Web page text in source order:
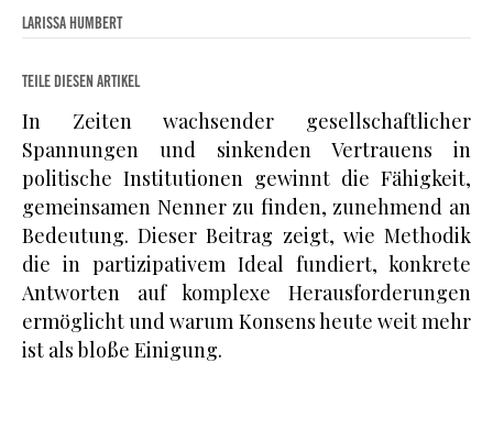
LARISSA HUMBERT
TEILE DIESEN ARTIKEL
In Zeiten wachsender gesellschaftlicher
Spannungen und sinkenden Vertrauens in
politische Institutionen gewinnt die Fähigkeit,
gemeinsamen Nenner zu finden, zunehmend an
Bedeutung. Dieser Beitrag zeigt, wie Methodik
die in partizipativem Ideal fundiert, konkrete
Antworten auf komplexe Herausforderungen
ermöglicht und warum Konsens heute weit mehr
ist als bloße Einigung.